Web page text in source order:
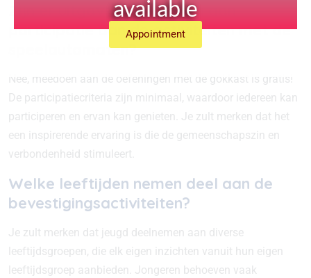
Zijn er uitgaven verbonden aan
participatie aan de activiteiten met de
speelautomaten?
Nee, meedoen aan de oefeningen met de gokkast is gratis!
De participatiecriteria zijn minimaal, waardoor iedereen kan
participeren en ervan kan genieten. Je zult merken dat het
een inspirerende ervaring is die de gemeenschapszin en
verbondenheid stimuleert.
Welke leeftijden nemen deel aan de
bevestigingsactiviteiten?
Je zult merken dat jeugd deelnemen aan diverse
leeftijdsgroepen, die elk eigen inzichten vanuit hun eigen
leeftijdsgroep aanbieden. Jongeren behoeven vaak
available
Appointment